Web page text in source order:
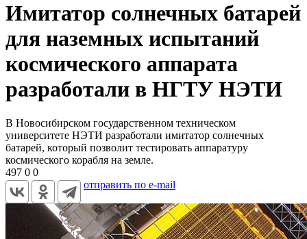
Имитатор солнечных батарей
для наземных испытаний
космического аппарата
разработали в НГТУ НЭТИ
В Новосибирском государственном техническом
университете НЭТИ разработали имитатор солнечных
батарей, который позволит тестировать аппаратуру
космического корабля на земле.
497 0 0
отправить по e-mail